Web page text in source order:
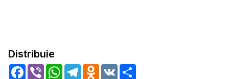
Distribuie
Facebook
Viber WhatsApp
TelegramOdnoklassniki
VK